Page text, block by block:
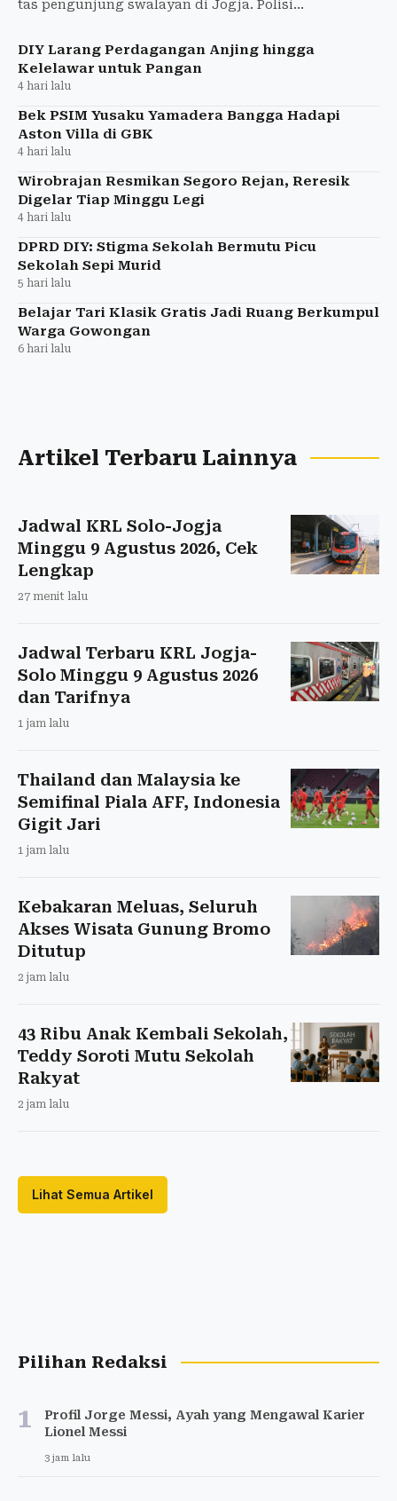
tas pengunjung swalayan di Jogja. Polisi
DIY Larang Perdagangan Anjing hingga
Kelelawar untuk Pangan
4 hari lalu
Bek PSIM Yusaku Yamadera Bangga Hadapi
Aston Villa di GBK
4 hari lalu
Wirobrajan Resmikan Segoro Rejan, Reresik
Digelar Tiap Minggu Legi
4 hari lalu
DPRD DIY: Stigma Sekolah Bermutu Picu
Sekolah Sepi Murid
5 hari lalu
Belajar Tari Klasik Gratis Jadi Ruang Berkumpul
Warga Gowongan
6 hari lalu
Artikel Terbaru Lainnya
Jadwal KRL Solo-Jogja
Minggu 9 Agustus 2026, Cek
Lengkap
27 menit lalu
Jadwal Terbaru KRL Jogja-
Solo Minggu 9 Agustus 2026
dan Tarifnya
1 jam lalu
Thailand dan Malaysia ke
Semifinal Piala AFF, Indonesia
Gigit Jari
1 jam lalu
Kebakaran Meluas, Seluruh
Akses Wisata Gunung Bromo
Ditutup
2 jam lalu
43 Ribu Anak Kembali Sekolah,
Teddy Soroti Mutu Sekolah
Rakyat
2 jam lalu
Lihat Semua Artikel
Pilihan Redaksi
1
Profil Jorge Messi, Ayah yang Mengawal Karier
Lionel Messi
3 jam lalu